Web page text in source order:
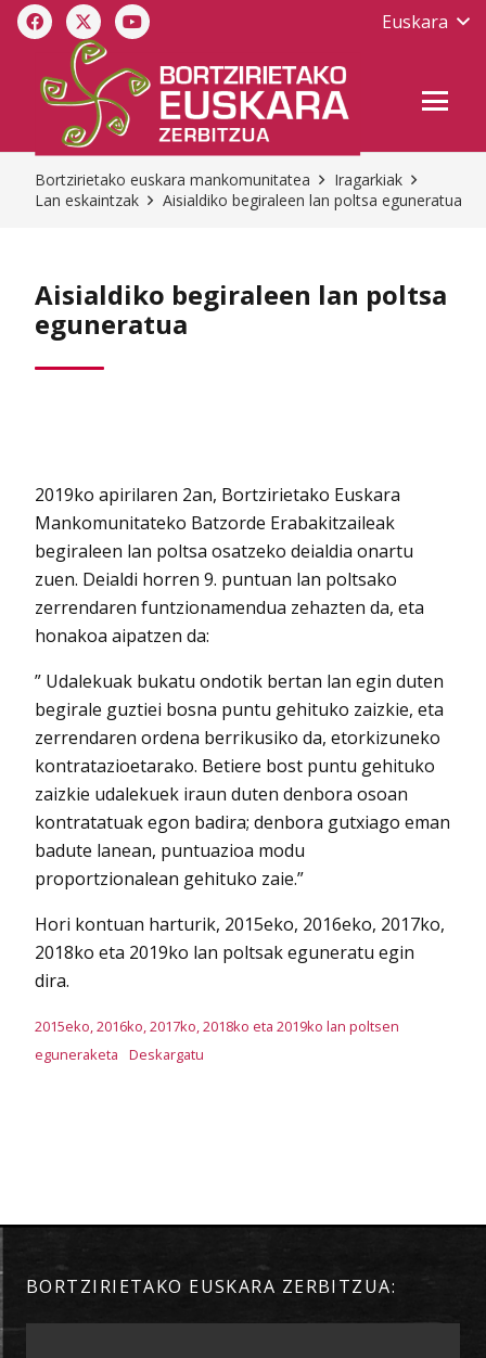
Euskara
Bortzirietako euskara mankomunitatea
Iragarkiak
Lan eskaintzak
Aisialdiko begiraleen lan poltsa eguneratua
Aisialdiko begiraleen lan poltsa
eguneratua
2019ko apirilaren 2an, Bortzirietako Euskara
Mankomunitateko Batzorde Erabakitzaileak
begiraleen lan poltsa osatzeko deialdia onartu
zuen. Deialdi horren 9. puntuan lan poltsako
zerrendaren funtzionamendua zehazten da, eta
honakoa aipatzen da:
” Udalekuak bukatu ondotik bertan lan egin duten
begirale guztiei bosna puntu gehituko zaizkie, eta
zerrendaren ordena berrikusiko da, etorkizuneko
kontratazioetarako. Betiere bost puntu gehituko
zaizkie udalekuek iraun duten denbora osoan
kontratatuak egon badira; denbora gutxiago eman
badute lanean, puntuazioa modu
proportzionalean gehituko zaie.”
Hori kontuan harturik, 2015eko, 2016eko, 2017ko,
2018ko eta 2019ko lan poltsak eguneratu egin
dira.
2015eko, 2016ko, 2017ko, 2018ko eta 2019ko lan poltsen
eguneraketa
Deskargatu
BORTZIRIETAKO EUSKARA ZERBITZUA: